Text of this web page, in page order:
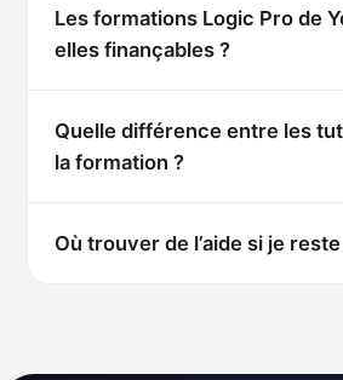
Les formations Logic Pro de
elles finançables ?
Quelle différence entre les
la formation ?
Où trouver de l’aide si je